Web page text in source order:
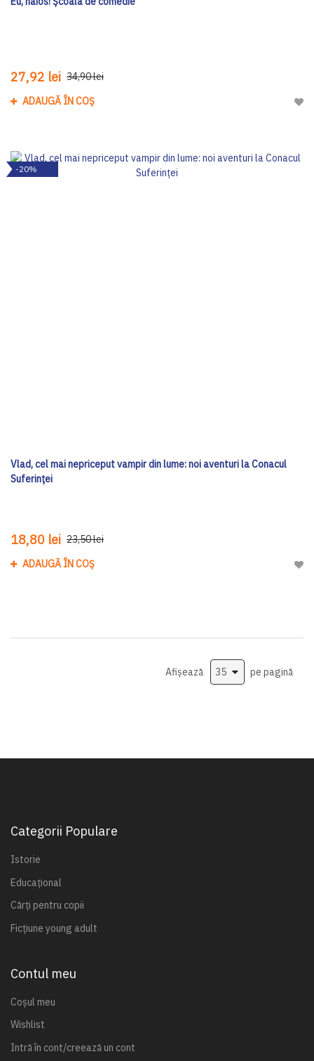
27,92 lei 34,90 lei
ADAUGĂ ÎN COȘ
-20%
Vlad, cel mai nepriceput vampir din lume: noi aventuri la Conacul
Suferinței
18,80 lei 23,50 lei
ADAUGĂ ÎN COȘ
Afișează pe pagină
Categorii Populare
Istorie
Educațional
Cărți pentru copii
Ficțiune young adult
Contul meu
Coșul meu
Wishlist
Intră în cont/creează un cont